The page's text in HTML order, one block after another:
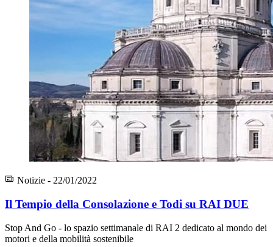
Notizie - 22/01/2022
Il Tempio della Consolazione e Todi su RAI DUE
Stop And Go - lo spazio settimanale di RAI 2 dedicato al mondo dei
motori e della mobilità sostenibile